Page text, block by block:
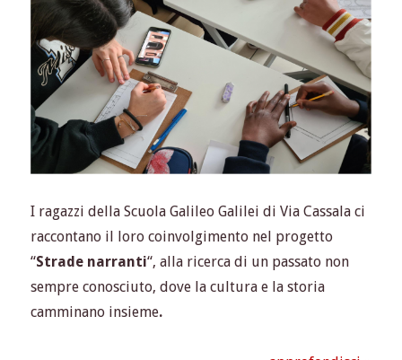
I ragazzi della Scuola Galileo Galilei di Via Cassala ci
raccontano il loro coinvolgimento nel progetto
“Strade narranti“, alla ricerca di un passato non
sempre conosciuto, dove la cultura e la storia
camminano insieme.